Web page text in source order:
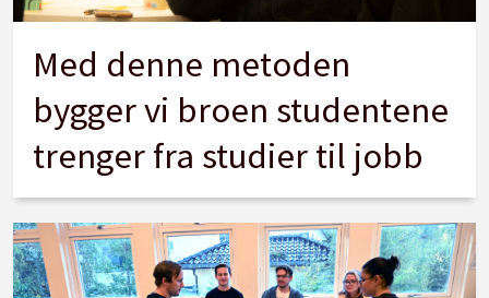
Med denne metoden
bygger vi broen studentene
trenger fra studier til jobb